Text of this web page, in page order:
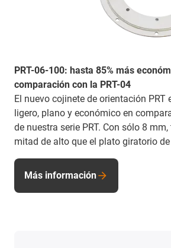
PRT-06-100: hasta 85% más
comparación con la PRT-04
El nuevo cojinete de orientación PRT
ligero, plano y económico en
de nuestra serie PRT. Con sólo 8
mitad de alto que el plato giratorio de
Más información